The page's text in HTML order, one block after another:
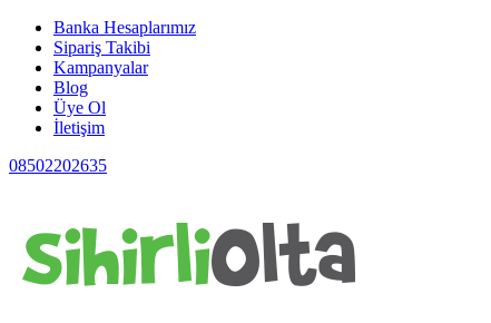
Banka Hesaplarımız
Sipariş Takibi
Kampanyalar
Blog
Üye Ol
İletişim
08502202635